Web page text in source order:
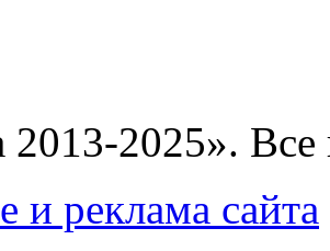
2013-2025».
и реклама сайта